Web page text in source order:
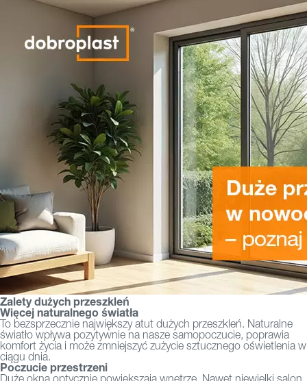
Zalety dużych przeszkleń
Więcej naturalnego światła
To bezsprzecznie największy atut dużych przeszkleń. Naturalne
światło wpływa pozytywnie na nasze samopoczucie, poprawia
komfort życia i może zmniejszyć zużycie sztucznego oświetlenia w
ciągu dnia.
Poczucie przestrzeni
Duże okna optycznie powiększają wnętrze. Nawet niewielki salon